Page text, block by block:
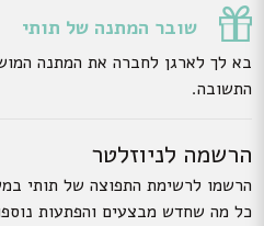
שובר המתנה של תותי
בא לך לארגן לחברה את המתנה
התשובה.
הרשמה לניוזלטר
הרשמו לרשימת התפוצה של תותי
כל מה שחדש מבצעים והפתעות